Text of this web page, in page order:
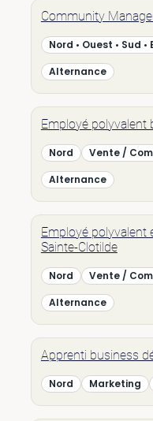
Community
Nord • Ouest • Sud •
Alternance
Employé polyvalent
Nord Vente /
Alternance
Employé polyvalent
Sainte-Clotilde
Nord Vente /
Alternance
Apprenti business
Nord Marketing